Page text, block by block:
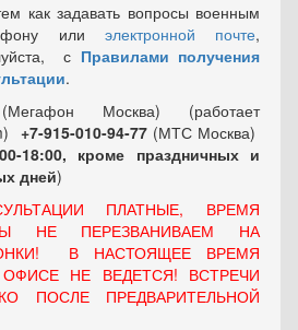
как задавать вопросы военным
или электронной почте,
с Правилами получения
.
(Мегафон Москва) (работает
+7-915-010-94-77 (МТС Москва)
18:00, кроме праздничных и
дней)
ПЛАТНЫЕ, ВРЕМЯ
НЕ ПЕРЕЗВАНИВАЕМ НА
В НАСТОЯЩЕЕ ВРЕМЯ
НЕ ВЕДЕТСЯ! ВСТРЕЧИ
ПОСЛЕ ПРЕДВАРИТЕЛЬНОЙ